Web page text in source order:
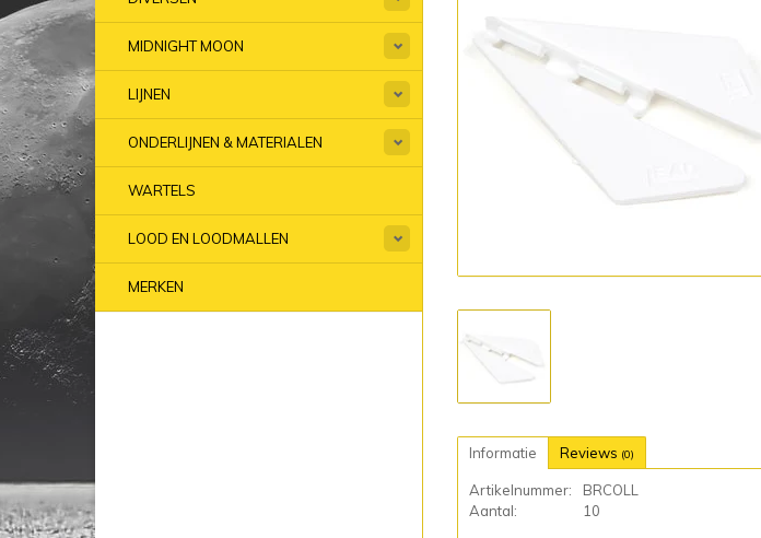
MIDNIGHT MOON
LIJNEN
ONDERLIJNEN & MATERIALEN
WARTELS
LOOD EN LOODMALLEN
MERKEN
Informatie Reviews (0)
Artikelnummer:
BRCOLL
Aantal:
10